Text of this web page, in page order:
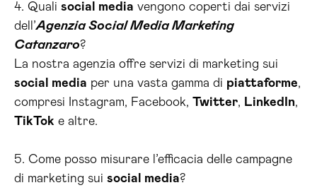
4. Quali social media vengono coperti dai servizi
dell’Agenzia Social Media Marketing
Catanzaro?
La nostra agenzia offre servizi di marketing sui
social media per una vasta gamma di piattaforme,
compresi Instagram, Facebook, Twitter, LinkedIn,
TikTok e altre.
5. Come posso misurare l’efficacia delle campagne
di marketing sui social media?